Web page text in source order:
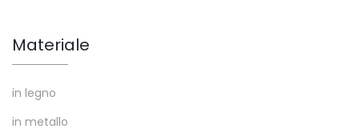
Materiale
in legno
in metallo